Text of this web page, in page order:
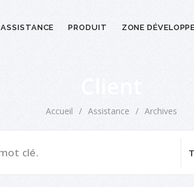
ASSISTANCE PRODUIT ZONE
Accueil / Assistance / Archives